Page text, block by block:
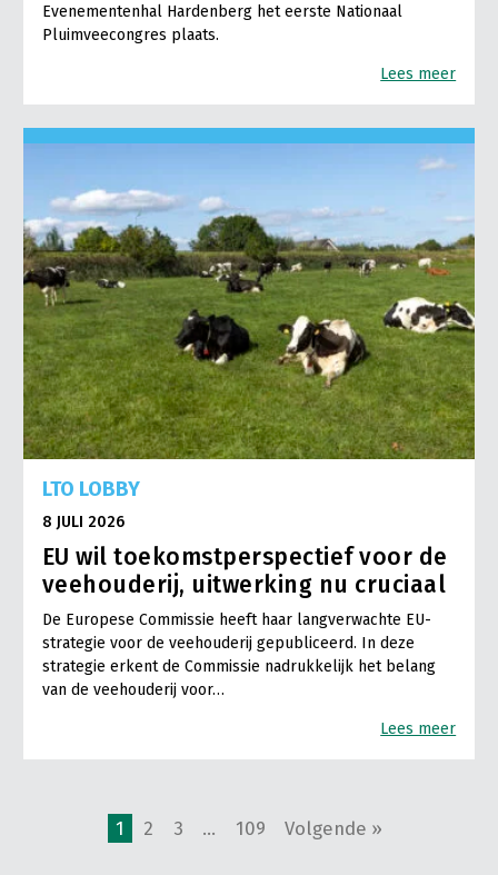
Evenementenhal Hardenberg het eerste Nationaal
Pluimveecongres plaats.
Lees meer
LTO LOBBY
8 JULI 2026
EU wil toekomstperspectief voor de
veehouderij, uitwerking nu cruciaal
De Europese Commissie heeft haar langverwachte EU-
strategie voor de veehouderij gepubliceerd. In deze
strategie erkent de Commissie nadrukkelijk het belang
van de veehouderij voor…
Lees meer
1 2 3 … 109 Volgende »